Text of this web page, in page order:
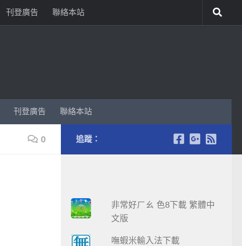
刊登廣告 聯絡本站
刊登廣告 聯絡本站
0 追蹤：
非常好ㄏㄠ 色8下載 繁體中
文版
嘸蝦米輸入法下載